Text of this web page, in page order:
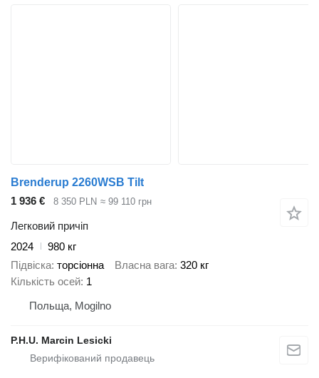
Brenderup 2260WSB Tilt
1 936 €
8 350 PLN ≈ 99 110 грн
Легковий причіп
2024
980 кг
Підвіска торсіонна Власна вага 320 кг
Кількість осей 1
Польща, Mogilno
P.H.U. Marcin Lesicki